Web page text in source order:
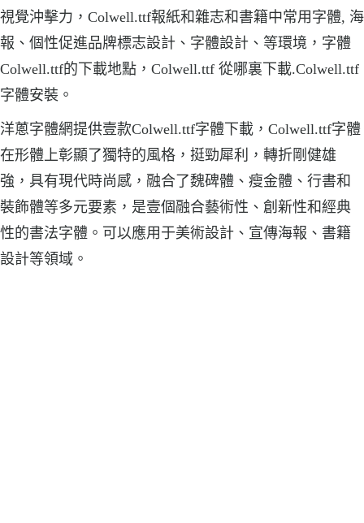
視覺沖擊力，Colwell.ttf報紙和雜志和書籍中常用字體, 海
報、個性促進品牌標志設計、字體設計、等環境，字體
Colwell.ttf的下載地點，Colwell.ttf 從哪裏下載.Colwell.ttf
字體安裝。
洋蔥字體網提供壹款Colwell.ttf字體下載，Colwell.ttf字體
在形體上彰顯了獨特的風格，挺勁犀利，轉折剛健雄
強，具有現代時尚感，融合了魏碑體、瘦金體、行書和
裝飾體等多元要素，是壹個融合藝術性、創新性和經典
性的書法字體。可以應用于美術設計、宣傳海報、書籍
設計等領域。